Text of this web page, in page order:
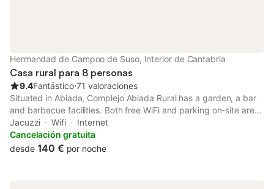
Hermandad de Campoo de Suso, Interior de Cantabria
Casa rural para 8 personas
9.4Fantástico⋅71 valoraciones
Situated in Abiada, Complejo Abiada Rural has a garden, a bar
and barbecue facilities. Both free WiFi and parking on-site are
accessible at the country house free of charge.
Jacuzzi Wifi
Internet
Cancelación gratuita
desde 140 € por noche